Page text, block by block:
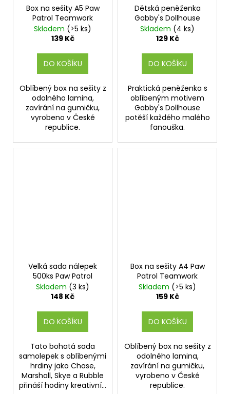
Box na sešity A5 Paw
Patrol Teamwork
Skladem (>5 ks)
139 Kč
DO KOŠÍKU
Oblíbený box na sešity z
odolného lamina,
zavírání na gumičku,
vyrobeno v České
republice.
Dětská peněženka
Gabby's Dollhouse
Skladem (4 ks)
129 Kč
DO KOŠÍKU
Praktická peněženka s
oblíbeným motivem
Gabby's Dollhouse
potěší každého malého
fanouška.
Velká sada nálepek
500ks Paw Patrol
Skladem (3 ks)
148 Kč
DO KOŠÍKU
Tato bohatá sada
samolepek s oblíbenými
hrdiny jako Chase,
Marshall, Skye a Rubble
přináší hodiny kreativní...
Box na sešity A4 Paw
Patrol Teamwork
Skladem (>5 ks)
159 Kč
DO KOŠÍKU
Oblíbený box na sešity z
odolného lamina,
zavírání na gumičku,
vyrobeno v České
republice.